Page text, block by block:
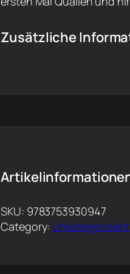
Zusätzliche
SKU: 9783753930947
Category: Unkategorisiert